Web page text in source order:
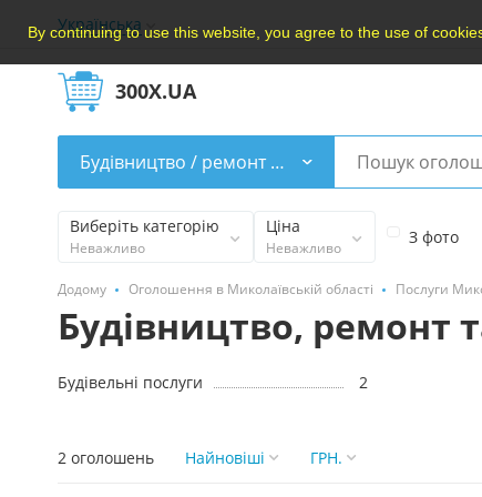
By continuing to use this website, you agree to the use of
Українська
300X.UA
Будівництво / ремонт / прибирання
Виберіть категорію
Неважливо
Ціна
Неважливо
З фото
Додому Оголошення в Миколаївській області Послуги
Будівництво, ремонт
Будівельні послуги 2
2 оголошень Найновішi ГРН.